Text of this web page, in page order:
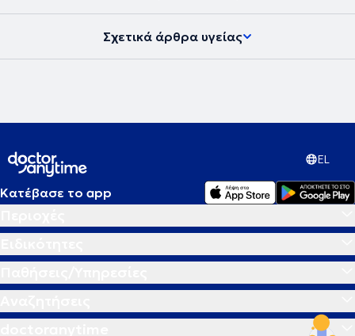
Σχετικά άρθρα υγείας
EL
Κατέβασε το app